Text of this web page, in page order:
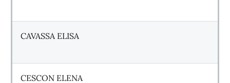
CAVASSA ELISA
CESCON ELENA